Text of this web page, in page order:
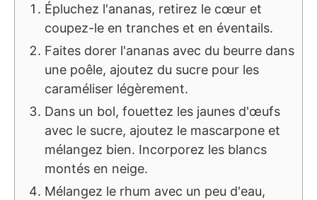
Épluchez l'ananas, retirez le cœur et
coupez-le en tranches et en éventails.
Faites dorer l'ananas avec du beurre dans
une poêle, ajoutez du sucre pour les
caraméliser légèrement.
Dans un bol, fouettez les jaunes d'œufs
avec le sucre, ajoutez le mascarpone et
mélangez bien. Incorporez les blancs
montés en neige.
Mélangez le rhum avec un peu d'eau,